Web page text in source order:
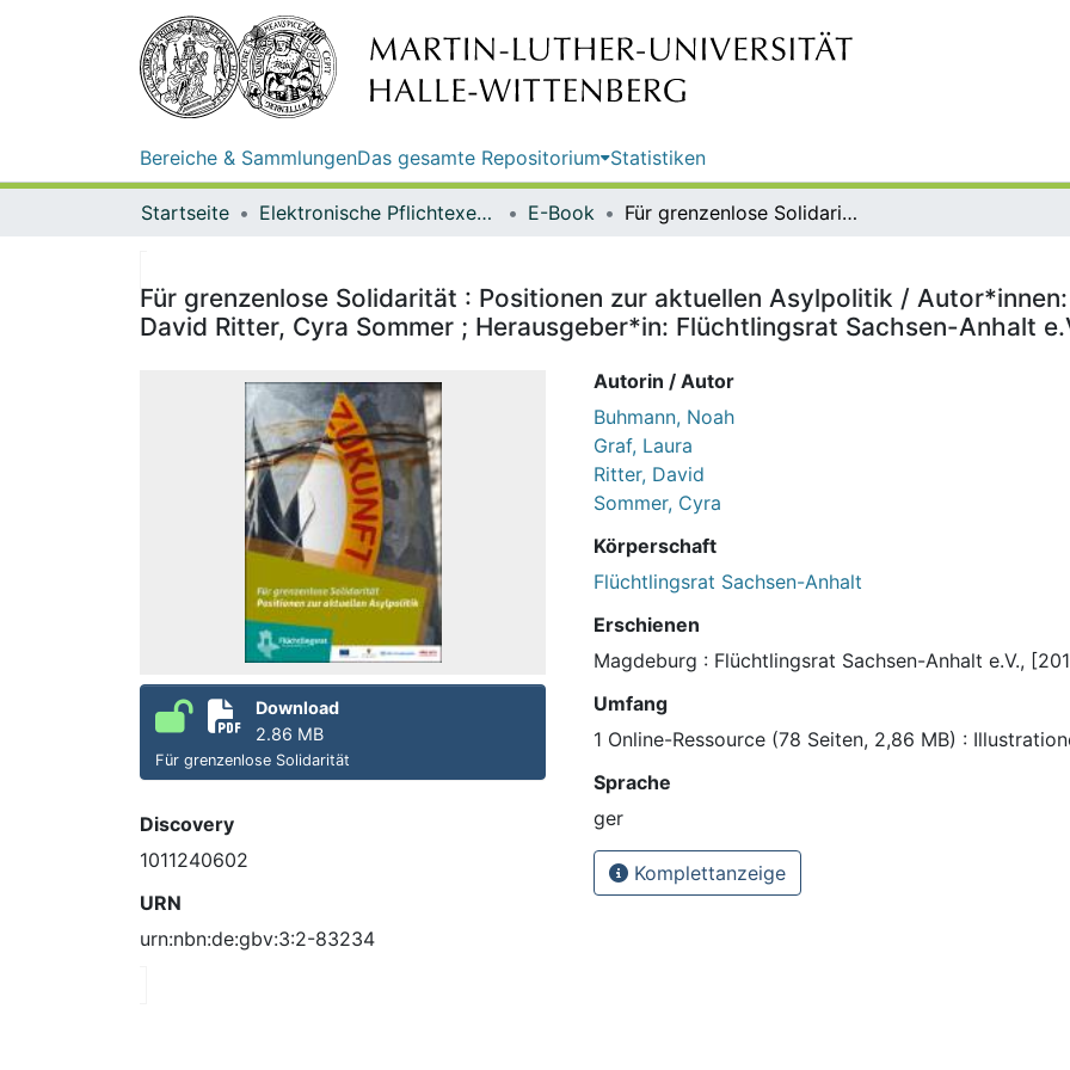
Bereiche & SammlungenDas gesamte Repositorium Statistiken
Startseite Elektronische Pflichtexemplare E-Book Für grenzenlose Solidarität : Positionen zur aktuellen Asylpolitik / Autor*innen: Noah Buhmann, Laura Graf, David Ritter, Cyra Sommer ; Herausgeber*in: Flüchtlingsrat Sachsen-Anhalt e.V.
Für grenzenlose Solidarität : Positionen zur aktuellen Asylpolitik /
David Ritter, Cyra Sommer ; Herausgeber*in: Flüchtlingsrat Sachsen-Anhalt
Download
2.86 MB
Für grenzenlose Solidarität
Discovery
1011240602
URN
urn:nbn:de:gbv:3:2-83234
Autorin / Autor
Buhmann, Noah
Graf, Laura
Ritter, David
Sommer, Cyra
Körperschaft
Flüchtlingsrat Sachsen-Anhalt
Erschienen
Magdeburg : Flüchtlingsrat Sachsen-Anhalt e.V.,
Umfang
1 Online-Ressource (78 Seiten, 2,86 MB) :
Sprache
ger
Komplettanzeige